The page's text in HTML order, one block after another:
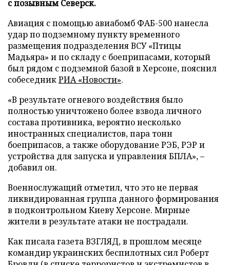
с позывным Северск.
Авиация с помощью авиабомб ФАБ-500 нанесла
удар по подземному пункту временного
размещения подразделения ВСУ «Птицы
Мадьяра» и по складу с боеприпасами, который
был рядом с подземной базой в Херсоне, пояснил
собеседникРИА «Новости».
«В результате огневого воздействия было
полностью уничтожено более взвода личного
состава противника, вероятно несколько
иностранных специалистов, пара тонн
боеприпасов, а также оборудование РЭБ, РЭР и
устройства для запуска и управления БПЛА», –
добавил он.
Военнослужащий отметил, что это не первая
ликвидированная группа данного формирования
в подконтрольном Киеву Херсоне. Мирные
жители в результате атаки не пострадали.
Как писала газета ВЗГЛЯД, в прошлом месяце
командир украинских беспилотных сил Роберт